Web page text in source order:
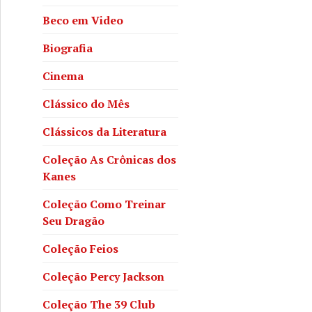
Beco em Video
Biografia
Cinema
Clássico do Mês
Clássicos da Literatura
Coleção As Crônicas dos
Kanes
Coleção Como Treinar
Seu Dragão
Coleção Feios
Coleção Percy Jackson
Coleção The 39 Club